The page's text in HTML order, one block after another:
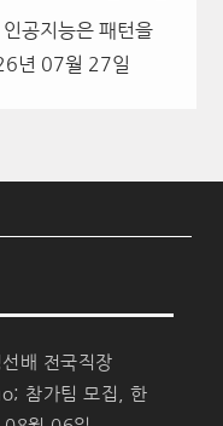
공지능은 패턴을
년 07월 27일
배 전국직장
참가팀 모집, 한